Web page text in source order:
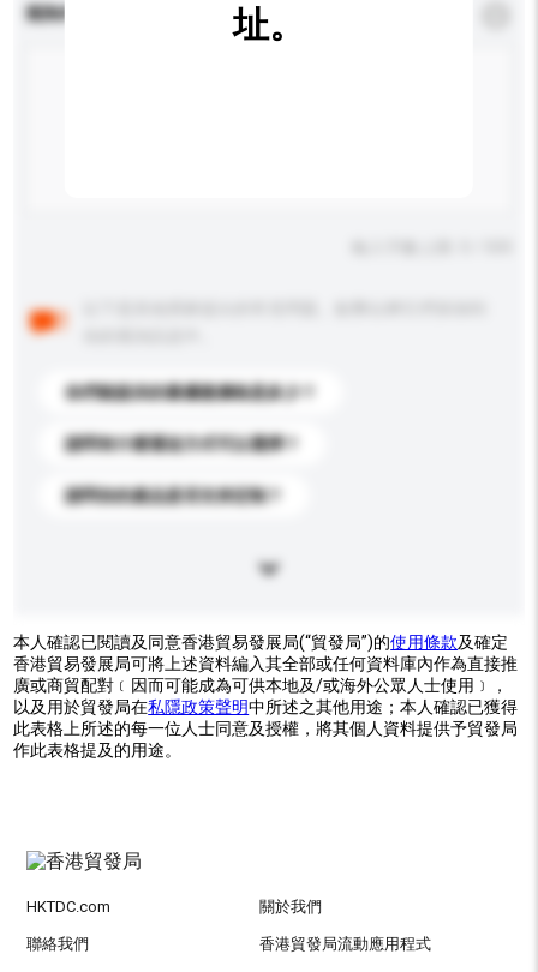
查詢內容
你們能提供的最優惠價格是多少？
請問有什麼運送方式可以選擇？
請問你的產品是否支持定制？
址。
本人確認已閱讀及同意香港貿易發展局(“貿發局”)的使用條款及確定
香港貿易發展局可將上述資料編入其全部或任何資料庫內作為直接推
廣或商貿配對﹝因而可能成為可供本地及/或海外公眾人士使用﹞，
以及用於貿發局在私隱政策聲明中所述之其他用途；本人確認已獲得
此表格上所述的每一位人士同意及授權，將其個人資料提供予貿發局
作此表格提及的用途。
HKTDC.com 關於我們
聯絡我們 香港貿發局流動應用程式